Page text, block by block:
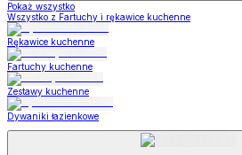
Pokaż wszystko
Wszystko z Fartuchy i rękawice kuchenne
Rękawice kuchenne
Fartuchy kuchenne
Zestawy kuchenne
Dywaniki łazienkowe